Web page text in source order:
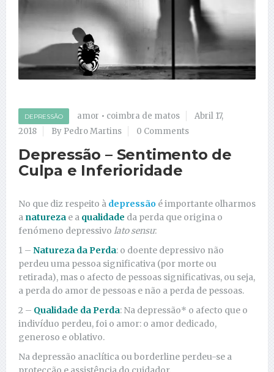
DEPRESSÃO amor • coimbra de matos
Abril 17,
2018
By Pedro Martins 0 Comments
Depressão – Sentimento de
Culpa e Inferioridade
No que diz respeito à depressão é importante olharmos
a natureza e a qualidade da perda que origina o
fenómeno depressivo lato sensu:
1 – Natureza da Perda: o doente depressivo não
perdeu uma pessoa significativa (por morte ou
retirada), mas o afecto de pessoas significativas, ou seja,
a perda do amor de pessoas e não a perda de pessoas.
2 – Qualidade da Perda: Na depressão* o afecto que o
indivíduo perdeu, foi o amor: o amor dedicado,
generoso e oblativo.
Na depressão anaclítica ou borderline perdeu-se a